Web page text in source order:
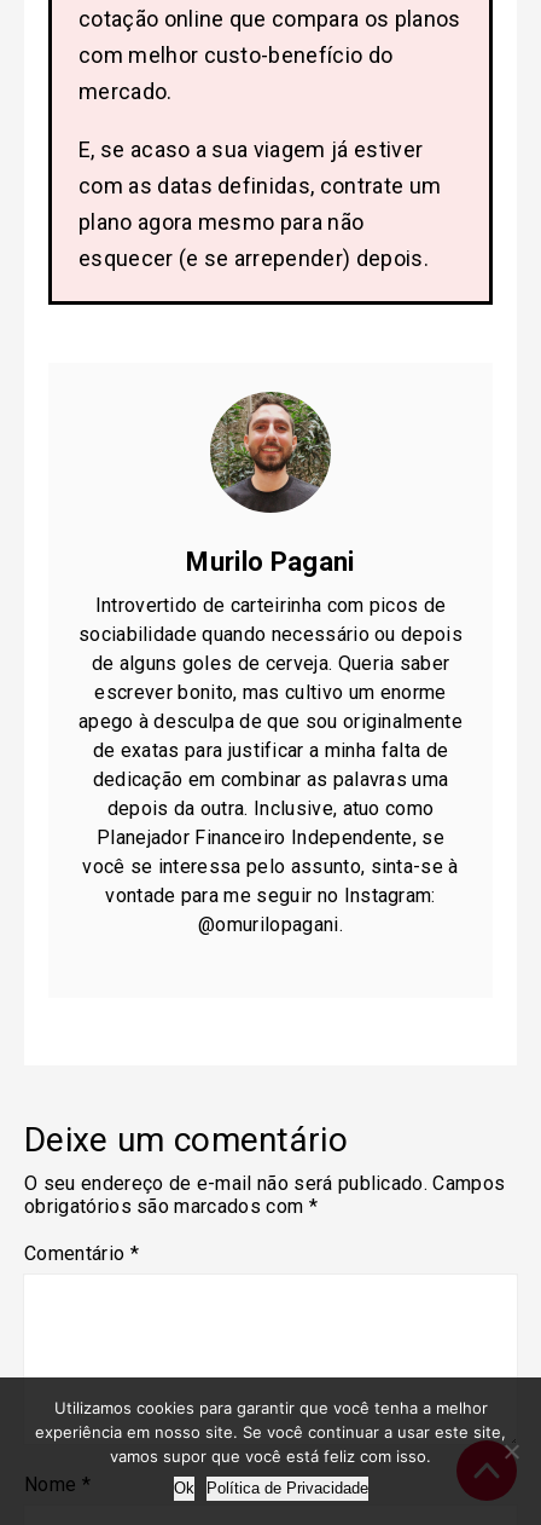
cotação online que compara os planos
com melhor custo-benefício do
mercado.
E, se acaso a sua viagem já estiver
com as datas definidas, contrate um
plano agora mesmo para não
esquecer (e se arrepender) depois.
Murilo Pagani
Introvertido de carteirinha com picos de
sociabilidade quando necessário ou depois
de alguns goles de cerveja. Queria saber
escrever bonito, mas cultivo um enorme
apego à desculpa de que sou originalmente
de exatas para justificar a minha falta de
dedicação em combinar as palavras uma
depois da outra. Inclusive, atuo como
Planejador Financeiro Independente, se
você se interessa pelo assunto, sinta-se à
vontade para me seguir no Instagram:
@omurilopagani.
Deixe um comentário
O seu endereço de e-mail não será publicado. Campos
obrigatórios são marcados com *
Comentário *
Nome *
Utilizamos cookies para garantir que você tenha a melhor
experiência em nosso site. Se você continuar a usar este site,
vamos supor que você está feliz com isso.
Ok Política de Privacidade